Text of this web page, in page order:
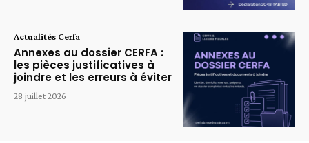
Actualités Cerfa
Annexes au dossier CERFA :
les pièces justificatives à
joindre et les erreurs à éviter
28 juillet 2026